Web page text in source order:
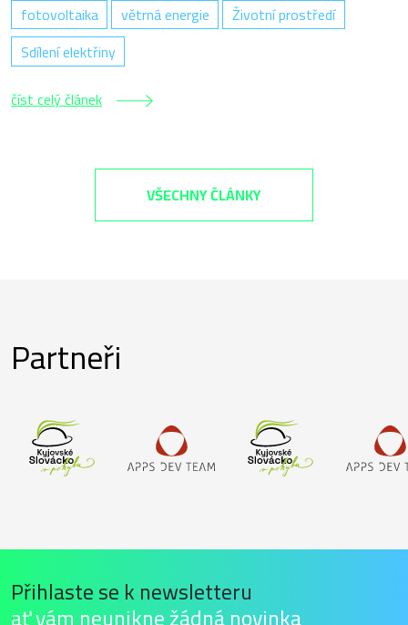
fotovoltaika větrná energie
Životní prostředí
Sdílení elektřiny
číst celý článek
VŠECHNY ČLÁNKY
Partneři
Přihlaste se k newsletteru